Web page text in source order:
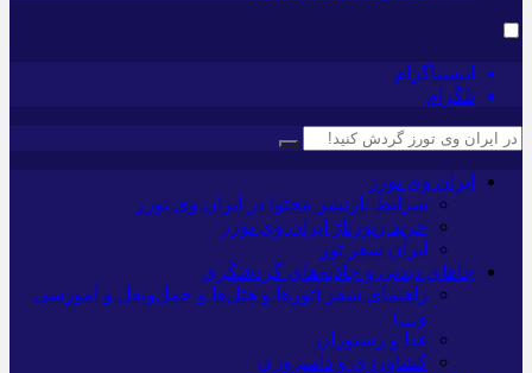
اینستاگرام
تلگرام
ایران وی تورز
شرایط بازنشر محتوا در ایران وی تورز
خرید رپورتاژ ایران وی تورز
ایران سفر تور
جاهای دیدنی و جاذبه‌های گردشگری
راهنمای سفر (تورها و هتل‌ها و حمل‌و‌نقل و آموزشی
و…)
غذا و رستوران
کشاورزی و دامپروری